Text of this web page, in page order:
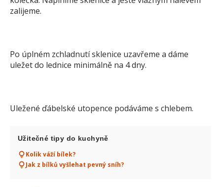
zalijeme.
Po úplném zchladnutí sklenice uzavřeme a dáme
uležet do lednice minimálně na 4 dny.
Uležené ďábelské utopence podáváme s chlebem.
Užitečné tipy do kuchyně
Kolik váží bílek?
Jak z bílků vyšlehat pevný sníh?